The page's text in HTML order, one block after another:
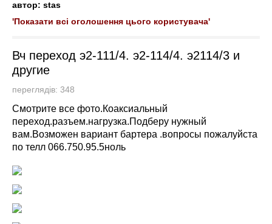
автор: stas
'Показати всі оголошення цього користувача'
Вч переход э2-111/4. э2-114/4. э2114/3 и
другие
переглядів: 348
Смотрите все фото.Коаксиальный
переход.разъем.нагрузка.Подберу нужный
вам.Возможен вариант бартера .вопросы пожалуйста
по телл 066.750.95.5ноль